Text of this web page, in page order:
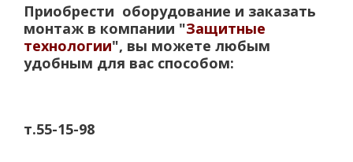
Приобрести оборудование и заказать
монтаж в компании "Защитные
технологии", вы можете любым
удобным для вас способом:
т.55-15-98